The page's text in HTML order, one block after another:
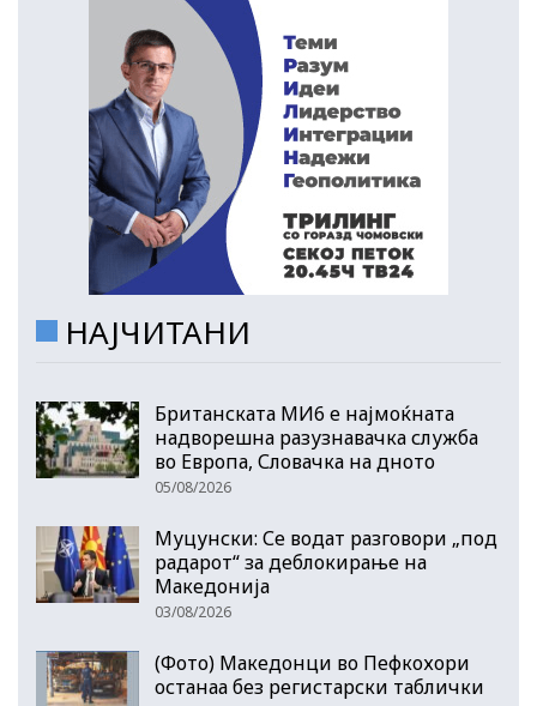
НАЈЧИТАНИ
Британската МИ6 е најмоќната
надворешна разузнавачка служба
во Европа, Словачка на дното
05/08/2026
Муцунски: Се водат разговори „под
радарот“ за деблокирање на
Македонија
03/08/2026
(Фото) Македонци во Пефкохори
останаа без регистарски таблички